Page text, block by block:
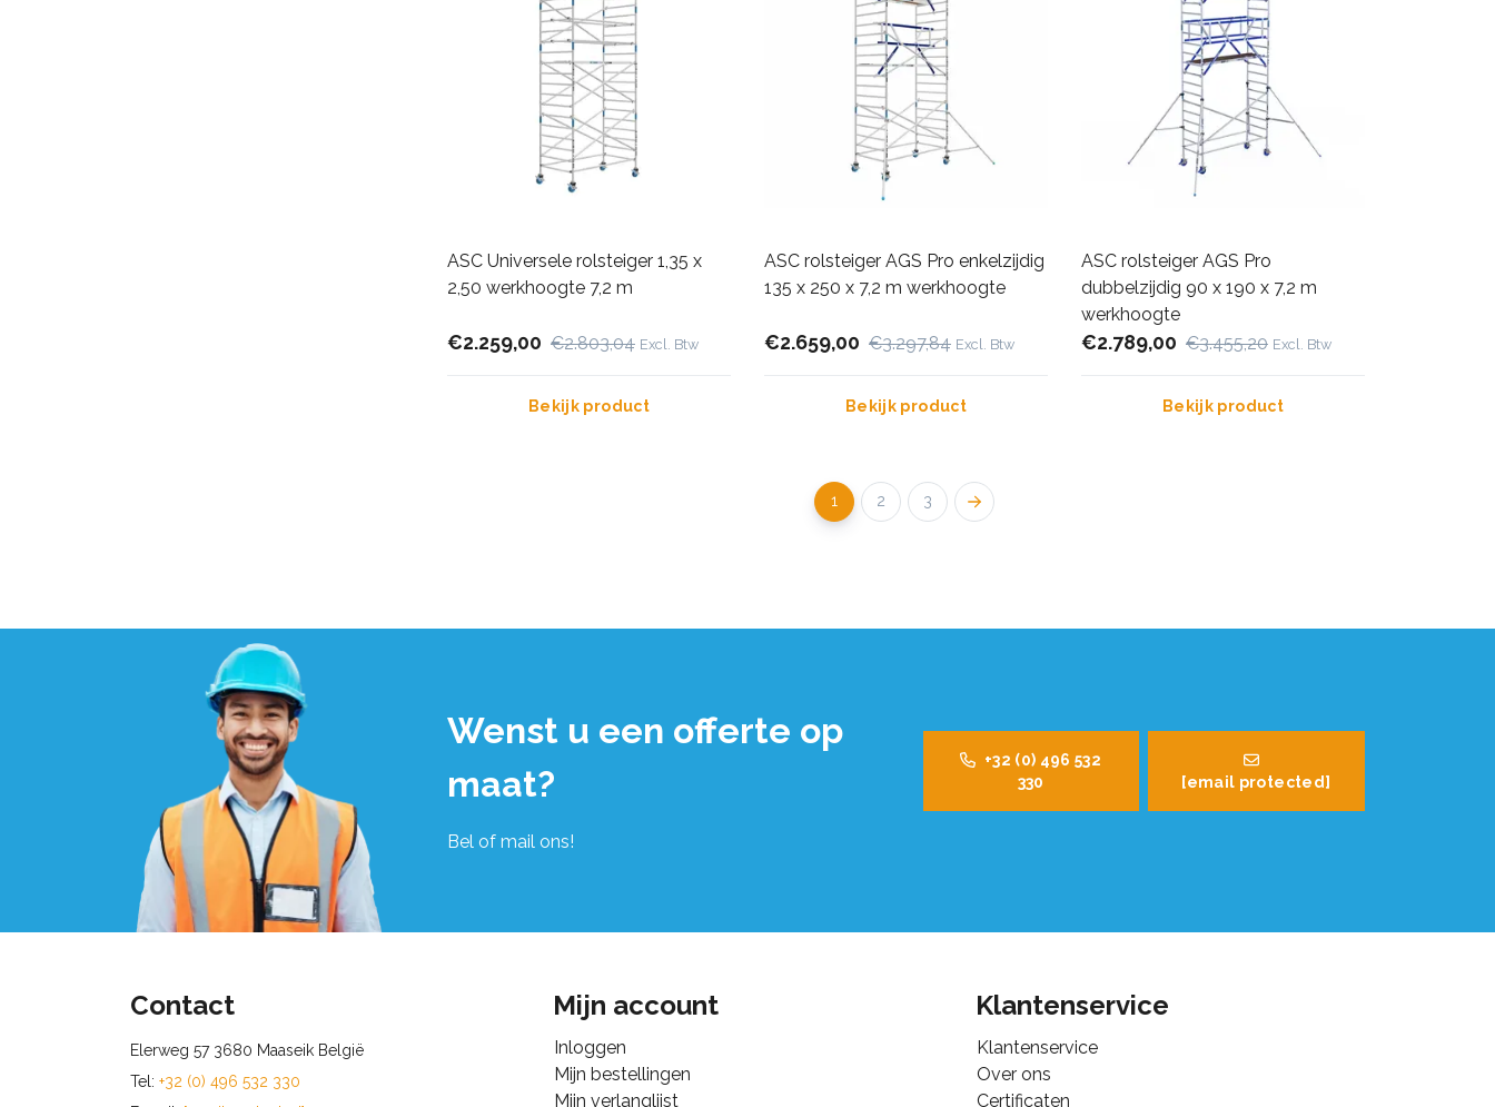
ASC Universele rolsteiger 1,35 x
2,50 werkhoogte 7,2 m
€2.259,00 €2.803,04 Excl. Btw
Bekijk product
ASC rolsteiger AGS Pro enkelzijdig
135 x 250 x 7,2 m werkhoogte
€2.659,00 €3.297,84 Excl. Btw
Bekijk product
ASC rolsteiger AGS Pro
dubbelzijdig 90 x 190 x 7,2 m
werkhoogte
€2.789,00 €3.455,20 Excl. Btw
Bekijk product
1 2 3
Wenst u een offerte op
maat?
Bel of mail ons!
+32 (0) 496 532
330
[email protected]
Contact
Elerweg 57 3680 Maaseik België
Tel: +32 (0) 496 532 330
Mijn account
Inloggen
Mijn bestellingen
Mijn verlanglijst
Klantenservice
Klantenservice
Over ons
Certificaten